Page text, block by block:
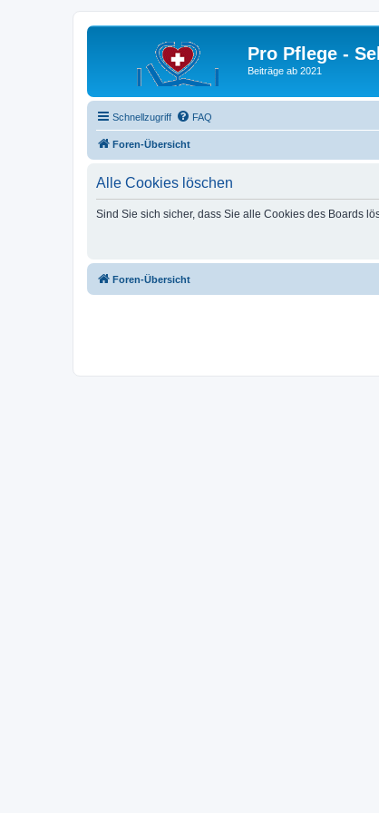
Pro Pflege -
Beiträge ab 2021
Schnellzugriff FAQ
Foren-Übersicht
Alle Cookies löschen
Sind Sie sich sicher, dass Sie alle Cookies des Boards
Foren-Übersicht